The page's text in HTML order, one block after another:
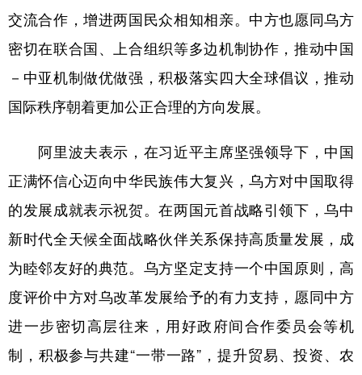
交流合作，增进两国民众相知相亲。中方也愿同乌方
密切在联合国、上合组织等多边机制协作，推动中国
－中亚机制做优做强，积极落实四大全球倡议，推动
国际秩序朝着更加公正合理的方向发展。
阿里波夫表示，在习近平主席坚强领导下，中国
正满怀信心迈向中华民族伟大复兴，乌方对中国取得
的发展成就表示祝贺。在两国元首战略引领下，乌中
新时代全天候全面战略伙伴关系保持高质量发展，成
为睦邻友好的典范。乌方坚定支持一个中国原则，高
度评价中方对乌改革发展给予的有力支持，愿同中方
进一步密切高层往来，用好政府间合作委员会等机
制，积极参与共建“一带一路”，提升贸易、投资、农